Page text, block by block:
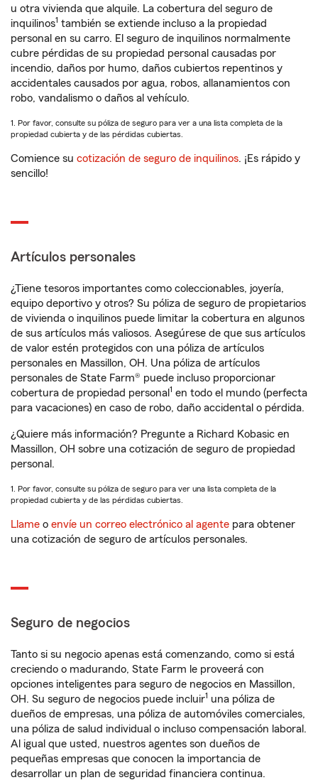
u otra vivienda que alquile. La cobertura del seguro de
inquilinos1 también se extiende incluso a la propiedad
personal en su carro. El seguro de inquilinos normalmente
cubre pérdidas de su propiedad personal causadas por
incendio, daños por humo, daños cubiertos repentinos y
accidentales causados por agua, robos, allanamientos con
robo, vandalismo o daños al vehículo.
1. Por favor, consulte su póliza de seguro para ver a una lista completa de la
propiedad cubierta y de las pérdidas cubiertas.
Comience su cotización de seguro de inquilinos. ¡Es rápido y
sencillo!
Artículos personales
¿Tiene tesoros importantes como coleccionables, joyería,
equipo deportivo y otros? Su póliza de seguro de propietarios
de vivienda o inquilinos puede limitar la cobertura en algunos
de sus artículos más valiosos. Asegúrese de que sus artículos
de valor estén protegidos con una póliza de artículos
personales en Massillon, OH. Una póliza de artículos
personales de State Farm® puede incluso proporcionar
cobertura de propiedad personal 1 en todo el mundo (perfecta
para vacaciones) en caso de robo, daño accidental o pérdida.
¿Quiere más información? Pregunte a Richard Kobasic en
Massillon, OH sobre una cotización de seguro de propiedad
personal.
1. Por favor, consulte su póliza de seguro para ver una lista completa de la
propiedad cubierta y de las pérdidas cubiertas.
Llame o envíe un correo electrónico al agente para obtener
una cotización de seguro de artículos personales.
Seguro de negocios
Tanto si su negocio apenas está comenzando, como si está
creciendo o madurando, State Farm le proveerá con
opciones inteligentes para seguro de negocios en Massillon,
OH. Su seguro de negocios puede incluir1 una póliza de
dueños de empresas, una póliza de automóviles comerciales,
una póliza de salud individual o incluso compensación laboral.
Al igual que usted, nuestros agentes son dueños de
pequeñas empresas que conocen la importancia de
desarrollar un plan de seguridad financiera continua.